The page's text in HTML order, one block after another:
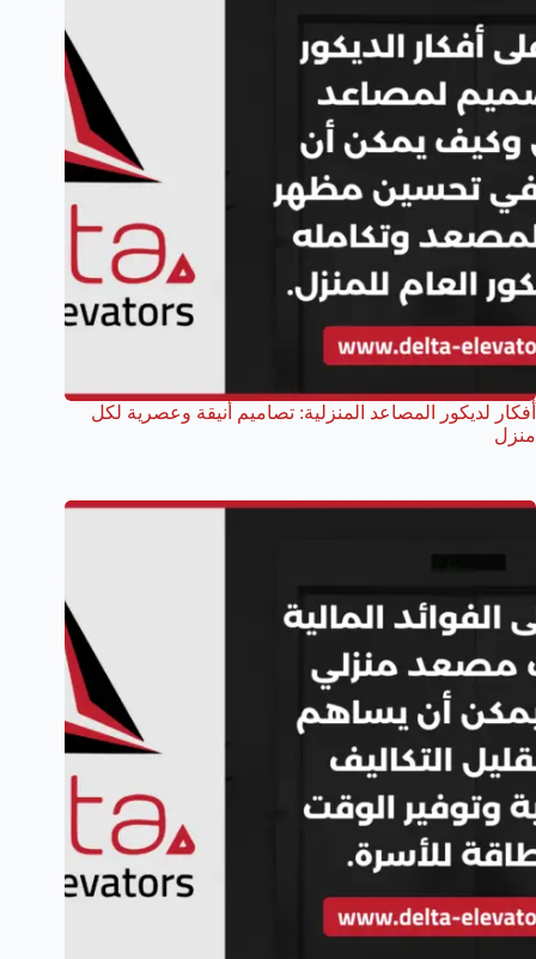
أفكار لديكور المصاعد المنزلية: تصاميم أنيقة وعصرية لكل
منزل